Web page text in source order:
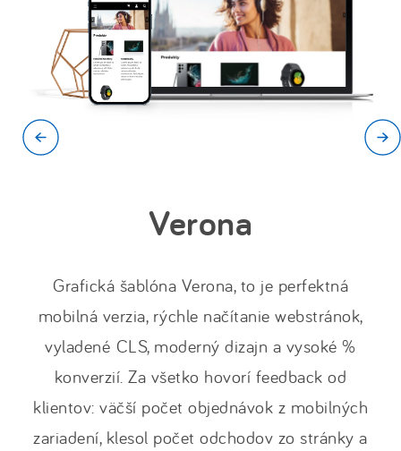
Verona
Grafická šablóna Verona, to je perfektná
mobilná verzia, rýchle načítanie webstránok,
vyladené CLS, moderný dizajn a vysoké %
konverzií. Za všetko hovorí feedback od
klientov: väčší počet objednávok z mobilných
zariadení, klesol počet odchodov zo stránky a